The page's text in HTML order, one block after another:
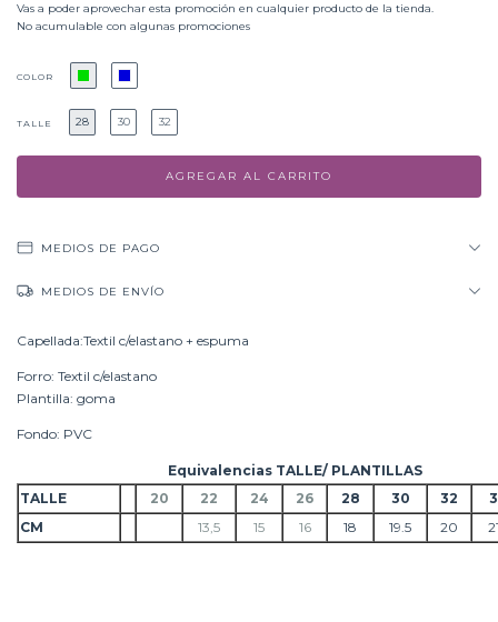
Vas a poder aprovechar esta promoción en cualquier producto de la tienda.
No acumulable con algunas promociones
COLOR
TALLE 28 30 32
MEDIOS DE PAGO
MEDIOS DE ENVÍO
Capellada:Textil c/elastano + espuma
Forro: Textil c/elastano
Plantilla: goma
Fondo: PVC
Equivalencias TALLE/ PLANTILLAS
TALLE
20 22 24 26 28 30 32
CM
13,5 15 16 18 19.5 20